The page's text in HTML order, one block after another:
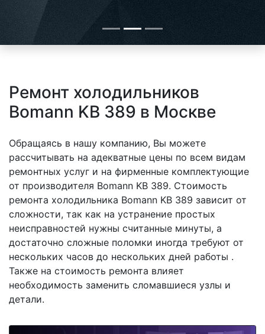
Ремонт холодильников
Bomann KB 389 в Москве
Обращаясь в нашу компанию, Вы можете
рассчитывать на адекватные цены по всем видам
ремонтных услуг и на фирменные комплектующие
от производителя Bomann KB 389. Стоимость
ремонта холодильника Bomann KB 389 зависит от
сложности, так как на устранение простых
неисправностей нужны считанные минуты, а
достаточно сложные поломки иногда требуют от
нескольких часов до нескольких дней работы .
Также на стоимость ремонта влияет
необходимость заменить сломавшиеся узлы и
детали.